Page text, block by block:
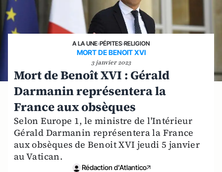
A LA UNE›PÉPITES›RELIGION
MORT DE BENOIT XVI
3 janvier 2023
Mort de Benoît XVI : Gérald
Darmanin représentera la
France aux obsèques
Selon Europe 1, le ministre de l'Intérieur
Gérald Darmanin représentera la France
aux obsèques de Benoit XVI jeudi 5 janvier
au Vatican.
Rédaction d'Atlantico